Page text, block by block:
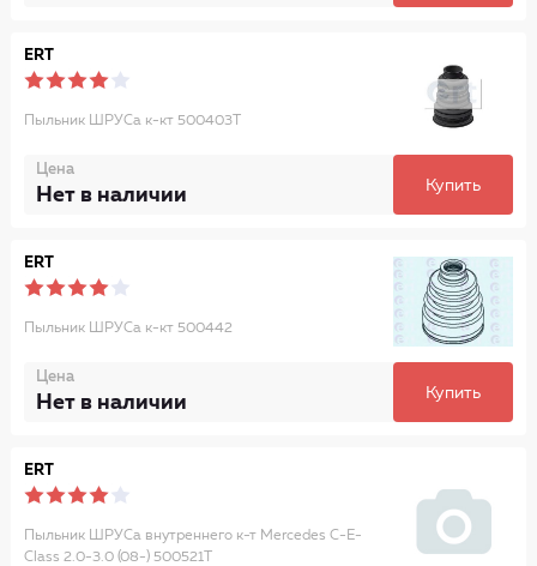
ERT
Пыльник ШРУСа к-кт 500403T
Цена
Нет в наличии Купить
ERT
Пыльник ШРУСа к-кт 500442
Цена
Нет в наличии Купить
ERT
Пыльник ШРУСа внутреннего к-т Mercedes C-E-
Class 2.0-3.0 (08-) 500521T